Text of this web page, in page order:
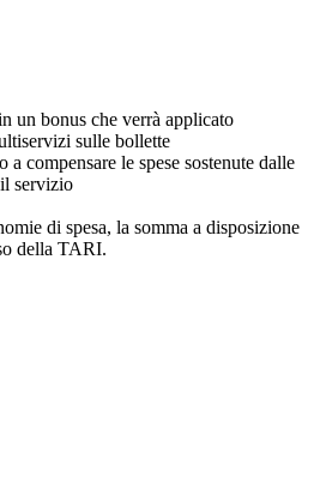
un bonus che verrà applicato
sulle bollette
compensare le spese sostenute dalle
servizio
di spesa, la somma a disposizione
della TARI.